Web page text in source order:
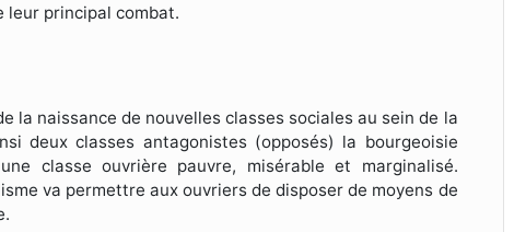
leur principal combat.
la naissance de nouvelles classes sociales au sein de la
deux classes antagonistes (opposés) la bourgeoisie
classe ouvrière pauvre, misérable et marginalisé.
va permettre aux ouvriers de disposer de moyens de